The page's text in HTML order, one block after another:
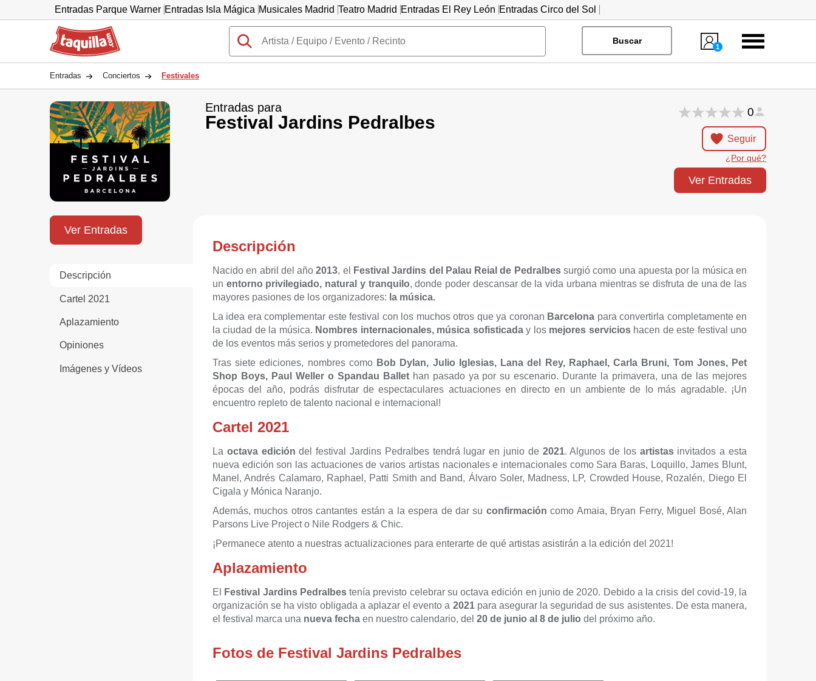
Entradas Parque Warner Entradas Isla Mágica Musicales Madrid Teatro Madrid Entradas El Rey León Entradas Circo del Sol
Taquilla.com
Buscar
1
Menú
Entradas Conciertos Festivales
Entradas para
Festival Jardins Pedralbes
0
Seguir
¿Por qué?
Ver Entradas
Ver Entradas
Descripción
Cartel 2021
Aplazamiento
Opiniones
Imágenes y Vídeos
Descripción
Nacido en abril del año2013, el Festival Jardins del Palau Reial de Pedralbessurgió como una apuesta por la música en
un entorno privilegiado, natural y tranquilo, donde poder descansar de la vida urbana mientras se disfruta de una de las
mayores pasiones de los organizadores: la música.
La idea era complementar este festival con los muchos otros que ya coronan Barcelona para convertirla completamente en
la ciudad de la música. Nombres internacionales, música sofisticaday los mejores servicioshacen de este festival uno
de los eventos más serios y prometedores del panorama.
Tras siete ediciones, nombres como Bob Dylan, Julio Iglesias, Lana del Rey, Raphael, Carla Bruni, Tom Jones, Pet
Shop Boys, Paul Weller o Spandau Ballethan pasado ya por su escenario. Durante la primavera, una de las mejores
épocas del año, podrás disfrutar de espectaculares actuaciones en directo en un ambiente de lo más agradable. ¡Un
encuentro repleto de talento nacional e internacional!
Cartel 2021
La octava edicióndel festival Jardins Pedralbes tendrá lugar en junio de 2021. Algunos de los artistasinvitados a esta
nueva edición son las actuaciones de varios artistas nacionales e internacionales como Sara Baras, Loquillo, James Blunt,
Manel, Andrés Calamaro, Raphael, Patti Smith and Band, Álvaro Soler, Madness, LP, Crowded House, Rozalén, Diego El
Cigala y Mónica Naranjo.
Además, muchos otros cantantes están a la espera de dar su confirmacióncomo Amaia, Bryan Ferry, Miguel Bosé, Alan
Parsons Live Project o Nile Rodgers & Chic.
¡Permanece atento a nuestras actualizaciones para enterarte de qué artistas asistirán a la edición del 2021!
Aplazamiento
El Festival Jardins Pedralbes tenía previsto celebrar su octava edición en junio de 2020. Debido a la crisis del covid-19, la
organización se ha visto obligada a aplazar el evento a 2021 para asegurar la seguridad de sus asistentes. De esta manera,
el festival marca una nueva fecha en nuestro calendario, del 20 de junio al 8 de julio del próximo año.
Fotos de Festival Jardins Pedralbes